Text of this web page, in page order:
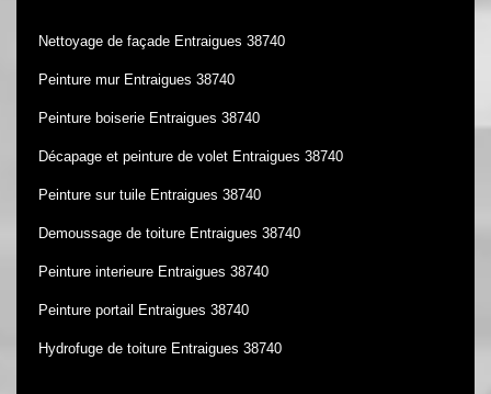
Nettoyage de façade Entraigues 38740
Peinture mur Entraigues 38740
Peinture boiserie Entraigues 38740
Décapage et peinture de volet Entraigues 38740
Peinture sur tuile Entraigues 38740
Demoussage de toiture Entraigues 38740
Peinture interieure Entraigues 38740
Peinture portail Entraigues 38740
Hydrofuge de toiture Entraigues 38740